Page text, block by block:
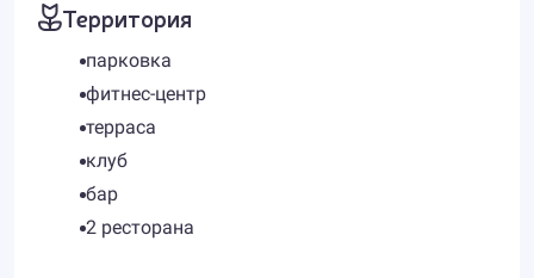
Территория
парковка
фитнес-центр
терраса
клуб
бар
2 ресторана